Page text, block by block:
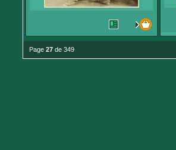
Page 27 de 349